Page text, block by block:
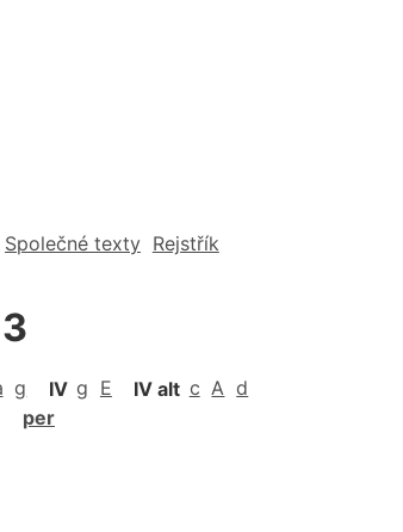
Společné texty Rejstřík
g IV g E IV alt c A d
per